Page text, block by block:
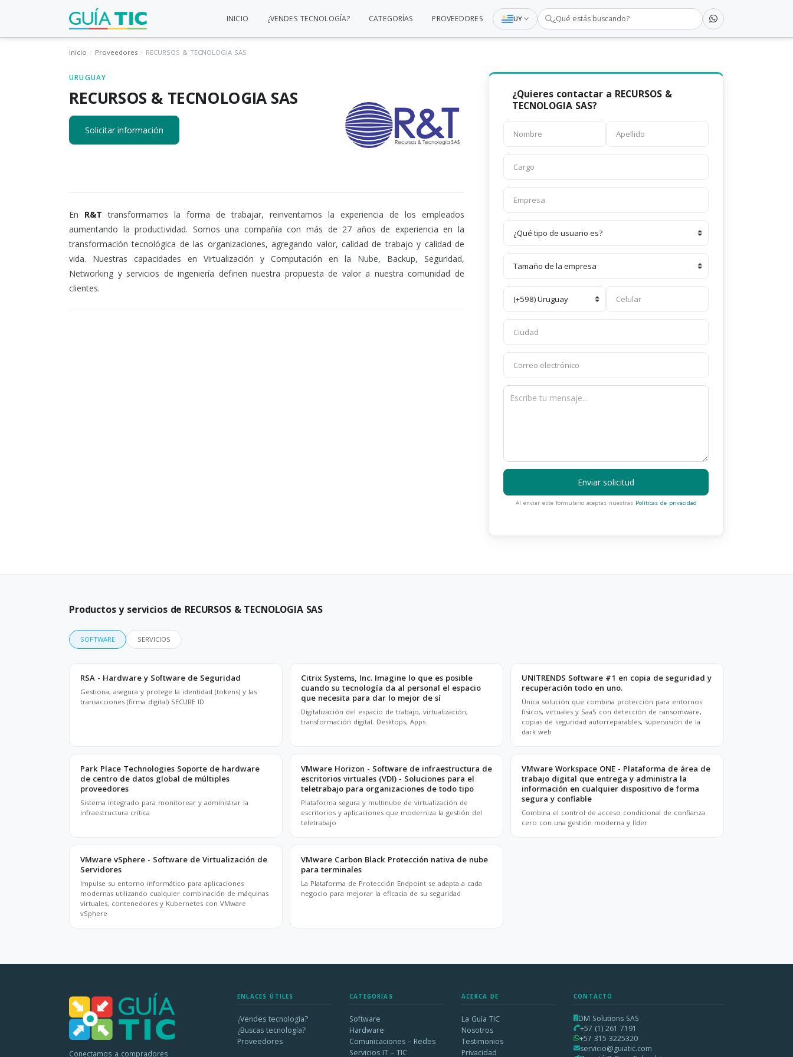
UY ¿Qué estás buscando?
INICIO ¿VENDES TECNOLOGÍA? CATEGORÍAS PROVEEDORES
Inicio Proveedores RECURSOS & TECNOLOGIA SAS
URUGUAY
RECURSOS & TECNOLOGIA SAS
Solicitar información
En R&T transformamos la forma de trabajar, reinventamos la experiencia de los empleados
aumentando la productividad. Somos una compañía con más de 27 años de experiencia en la
transformación tecnológica de las organizaciones, agregando valor, calidad de trabajo y calidad de
vida. Nuestras capacidades en Virtualización y Computación en la Nube, Backup, Seguridad,
Networking y servicios de ingeniería definen nuestra propuesta de valor a nuestra comunidad de
clientes.
¿Quieres contactar a RECURSOS &
TECNOLOGIA SAS?
Al enviar este formulario aceptas nuestras Políticas de privacidad
Enviar solicitud
Productos y servicios de RECURSOS & TECNOLOGIA SAS
SOFTWARE SERVICIOS
RSA - Hardware y Software de Seguridad
Gestiona, asegura y protege la identidad (tokens) y las
transacciones (firma digital) SECURE ID
Citrix Systems, Inc. Imagine lo que es posible
cuando su tecnología da al personal el espacio
que necesita para dar lo mejor de sí
Digitalización del espacio de trabajo, virtualización,
transformación digital. Desktops, Apps.
UNITRENDS Software #1 en copia de seguridad y
recuperación todo en uno.
Única solución que combina protección para entornos
físicos, virtuales y SaaS con detección de ransomware,
copias de seguridad autorreparables, supervisión de la
dark web
Park Place Technologies Soporte de hardware
de centro de datos global de múltiples
proveedores
Sistema integrado para monitorear y administrar la
infraestructura crítica
VMware Horizon - Software de infraestructura de
escritorios virtuales (VDI) - Soluciones para el
teletrabajo para organizaciones de todo tipo
Plataforma segura y multinube de virtualización de
escritorios y aplicaciones que moderniza la gestión del
teletrabajo
VMware Workspace ONE - Plataforma de área de
trabajo digital que entrega y administra la
información en cualquier dispositivo de forma
segura y confiable
Combina el control de acceso condicional de confianza
cero con una gestión moderna y líder
VMware vSphere - Software de Virtualización de
Servidores
Impulse su entorno informático para aplicaciones
modernas utilizando cualquier combinación de máquinas
virtuales, contenedores y Kubernetes con VMware
vSphere
VMware Carbon Black Protección nativa de nube
para terminales
La Plataforma de Protección Endpoint se adapta a cada
negocio para mejorar la eficacia de su seguridad
Conectamos a compradores
ENLACES ÚTILES
¿Vendes tecnología?
¿Buscas tecnología?
Proveedores
CATEGORÍAS
Software
Hardware
Comunicaciones – Redes
Servicios IT – TIC
ACERCA DE
La Guía TIC
Nosotros
Testimonios
Privacidad
CONTACTO
DM Solutions SAS
+57 (1) 261 7191
+57 315 3225320
servicio@guiatic.com